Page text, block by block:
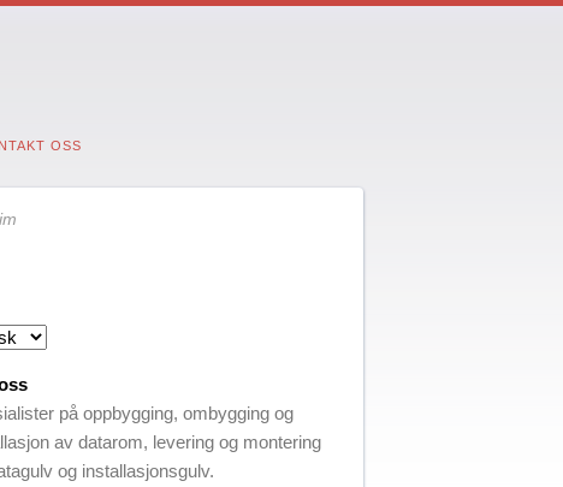
OSS
på oppbygging, ombygging og
av datarom, levering og montering
og installasjonsgulv.